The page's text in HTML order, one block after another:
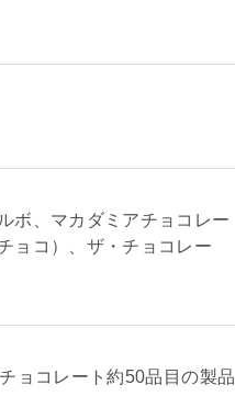
ボ、マカダミアチョコレー
ョコ）、ザ・チョコレー
ョコレート約50品目の製品